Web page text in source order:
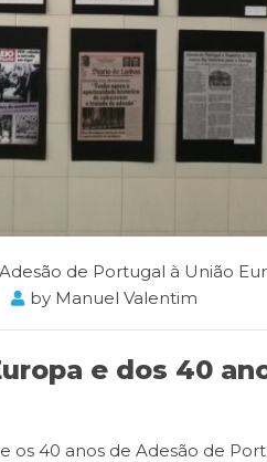
Adesão de Portugal à União
by Manuel Valentim
e dos 40
os 40 anos de Adesão de